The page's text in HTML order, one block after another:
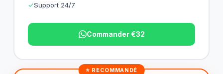
✓Support 24/7
Commander €32
⭐ RECOMMANDÉ